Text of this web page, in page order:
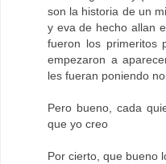
son la historia de un
y eva de hecho allan
fueron los primeritos
empezaron a
les fueran poniendo
Pero bueno, cada
que yo creo
Por cierto, que bueno